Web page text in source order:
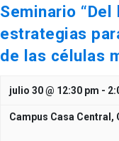
Seminario
estrategias
de las células
julio 30 @ 12:30 pm -
Campus Casa Central,